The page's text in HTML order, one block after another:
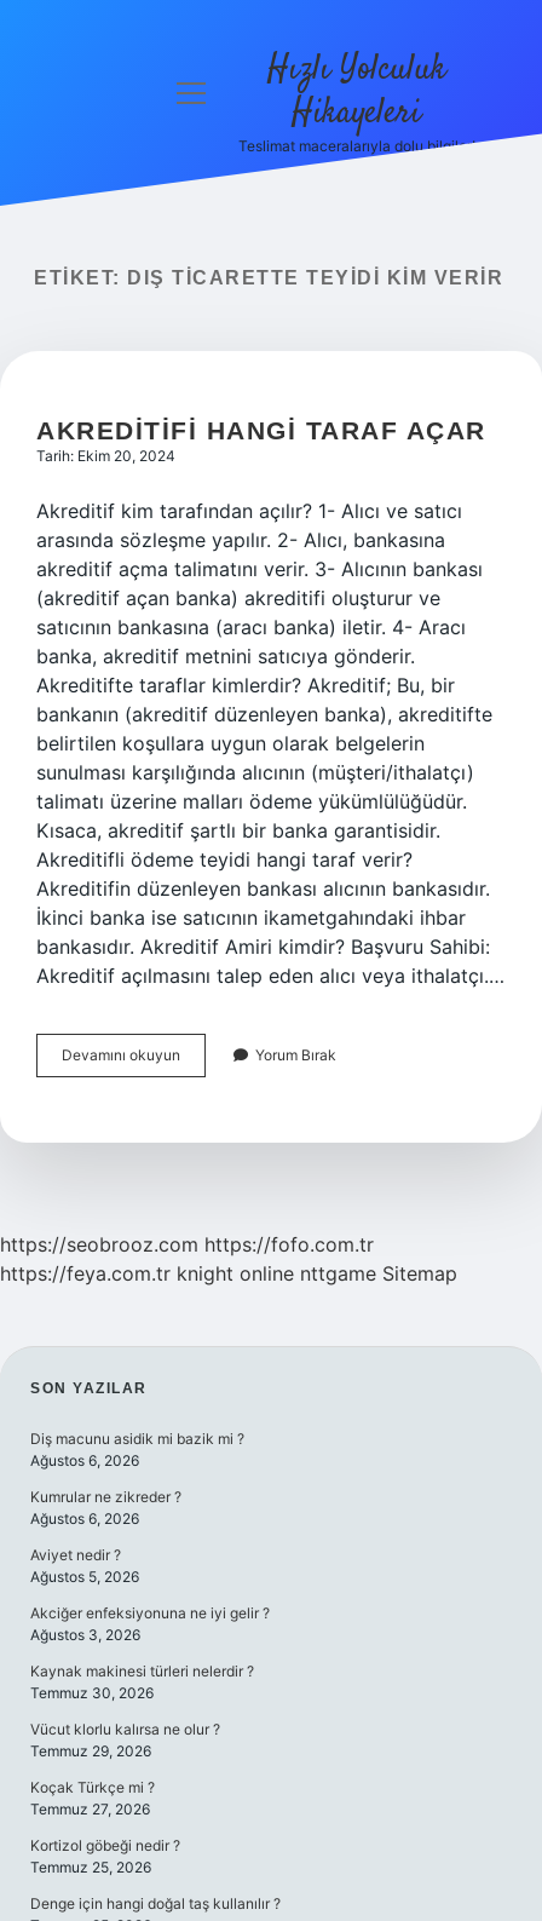
menüyü
Hızlı Yolculuk
Hikayeleri
Teslimat maceralarıyla dolu bilgiler!
ETIKET: DIŞ TICARETTE TEYIDI KIM VERIR
AKREDITIFI HANGI TARAF AÇAR
Tarih: Ekim 20, 2024
Akreditif kim tarafından açılır? 1- Alıcı ve satıcı
arasında sözleşme yapılır. 2- Alıcı, bankasına
akreditif açma talimatını verir. 3- Alıcının bankası
(akreditif açan banka) akreditifi oluşturur ve
satıcının bankasına (aracı banka) iletir. 4- Aracı
banka, akreditif metnini satıcıya gönderir.
Akreditifte taraflar kimlerdir? Akreditif; Bu, bir
bankanın (akreditif düzenleyen banka), akreditifte
belirtilen koşullara uygun olarak belgelerin
sunulması karşılığında alıcının (müşteri/ithalatçı)
talimatı üzerine malları ödeme yükümlülüğüdür.
Kısaca, akreditif şartlı bir banka garantisidir.
Akreditifli ödeme teyidi hangi taraf verir?
Akreditifin düzenleyen bankası alıcının bankasıdır.
İkinci banka ise satıcının ikametgahındaki ihbar
bankasıdır. Akreditif Amiri kimdir? Başvuru Sahibi:
Akreditif açılmasını talep eden alıcı veya ithalatçı.…
Devamını okuyun Akreditifi
Hangi
Yorum Bırak
https://seobrooz.com https://fofo.com.tr
https://feya.com.tr knight online nttgame Sitemap
SIDEBAR
SON YAZILAR
Diş macunu asidik mi bazik mi ?
Ağustos 6, 2026
Kumrular ne zikreder ?
Ağustos 6, 2026
Aviyet nedir ?
Ağustos 5, 2026
Akciğer enfeksiyonuna ne iyi gelir ?
Ağustos 3, 2026
Kaynak makinesi türleri nelerdir ?
Temmuz 30, 2026
Vücut klorlu kalırsa ne olur ?
Temmuz 29, 2026
Koçak Türkçe mi ?
Temmuz 27, 2026
Kortizol göbeği nedir ?
Temmuz 25, 2026
Denge için hangi doğal taş kullanılır ?